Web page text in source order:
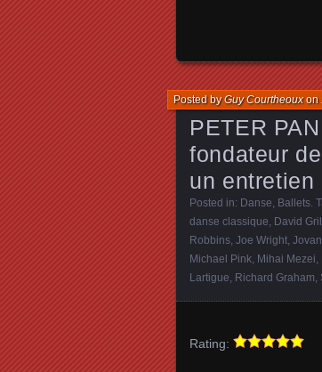
PETER
fondateur
un entretien
Posted byGuy Courtheouxon
Posted in: Danse, Ballets .
danse classique David
Robbins Joe Wright
Michael Pink Mihai Mezei
Lartigue Richard Graham
Rating: